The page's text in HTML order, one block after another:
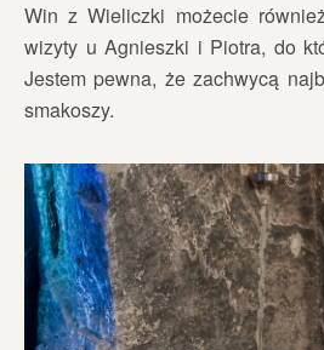
Win z Wieliczki możecie
wizyty u Agnieszki i Piotra, do
Jestem pewna, że zachwycą
smakoszy.